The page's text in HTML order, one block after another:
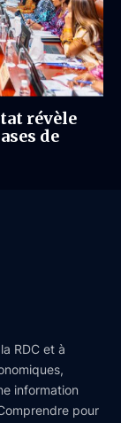
révèle
de
RDC et à
information
pour